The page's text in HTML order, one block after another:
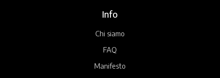
Info
Chi siamo
FAQ
Manifesto